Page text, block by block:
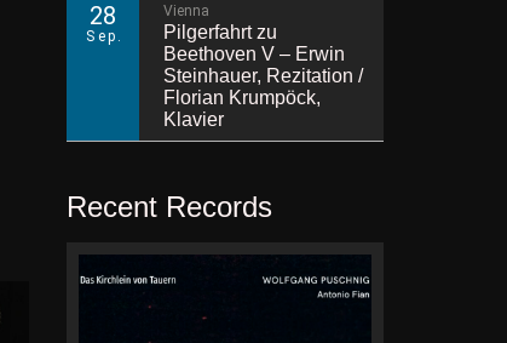
28
Sep.
Vienna
Pilgerfahrt zu
Beethoven V – Erwin
Steinhauer, Rezitation /
Florian Krumpöck,
Klavier
Recent Records